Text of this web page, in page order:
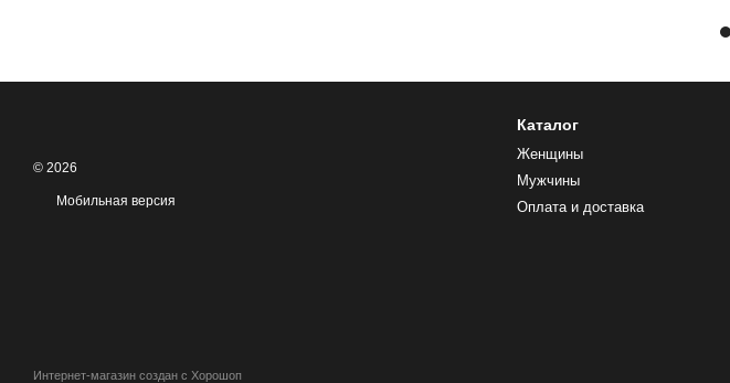
© 2026
Мобильная версия
Интернет-магазин создан с Хорошоп
Каталог
Женщины
Мужчины
Оплата и доставка